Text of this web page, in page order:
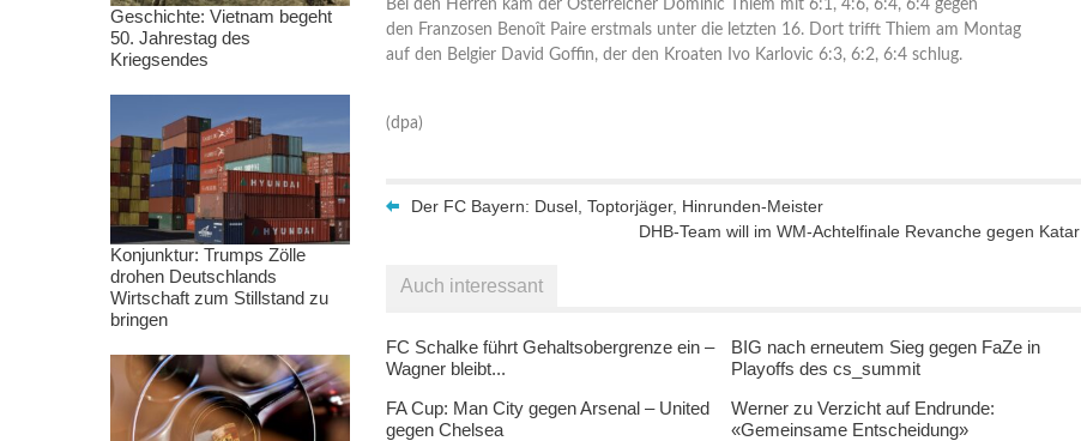
Bei den Herren kam der Österreicher Dominic Thiem mit 6:1, 4:6, 6:4, 6:4 gegen
den Franzosen Benoît Paire erstmals unter die letzten 16. Dort trifft Thiem am Montag
auf den Belgier David Goffin, der den Kroaten Ivo Karlovic 6:3, 6:2, 6:4 schlug.
(dpa)
Der FC Bayern: Dusel, Toptorjäger, Hinrunden-Meister
DHB-Team will im WM-Achtelfinale Revanche gegen Katar
Auch interessant
FC Schalke führt Gehaltsobergrenze ein –
Wagner bleibt...
BIG nach erneutem Sieg gegen FaZe in
Playoffs des cs_summit
FA Cup: Man City gegen Arsenal – United
gegen Chelsea
Werner zu Verzicht auf Endrunde:
«Gemeinsame Entscheidung»
Geschichte: Vietnam begeht
50. Jahrestag des
Kriegsendes
Konjunktur: Trumps Zölle
drohen Deutschlands
Wirtschaft zum Stillstand zu
bringen